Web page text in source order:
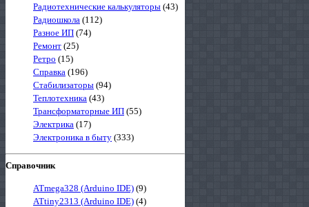
Радиотехнические калькуляторы (43)
Радиошкола (112)
Разное ИП (74)
Ремонт (25)
Ретро (15)
Справка (196)
Стабилизаторы (94)
Теплотехника (43)
Трансформаторные ИП (55)
Электрика (17)
Электроника в быту (333)
Справочник
ATmega328 (Arduino IDE) (9)
ATtiny2313 (Arduino IDE) (4)